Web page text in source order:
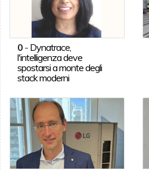
0- Dynatrace,
l'intelligenza deve
spostarsi a monte degli
stack moderni